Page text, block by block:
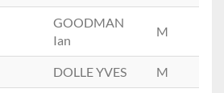
GOODMAN
Ian
M
DOLLE YVES M